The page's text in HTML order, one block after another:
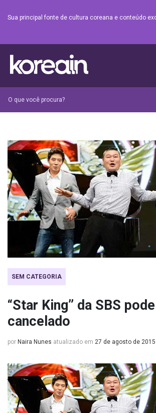
Sua principal fonte de cultura coreana e conteúdo
SEM CATEGORIA
“Star King” da SBS
cancelado
por Naira Nunes atualizado em 27 de agosto de 2015